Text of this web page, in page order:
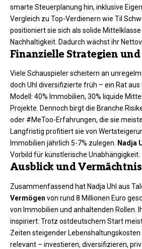
smarte Steuerplanung hin, inklusive
Vergleich zu Top-Verdienern wie Til
positioniert sie sich als solide
Nachhaltigkeit. Dadurch wächst ihr
Finanzielle Strategien und
Viele Schauspieler scheitern an
doch Uhl diversifizierte früh – ein Rat
Modell: 40% Immobilien, 30% liquide
Projekte. Dennoch birgt die Branche
oder #MeToo-Erfahrungen, die sie
Langfristig profitiert sie von
Immobilien jährlich 5-7% zulegen.
Nadja
Vorbild für künstlerische Unabhängigkeit.​
Ausblick und Vermächtnis
Zusammenfassend hat Nadja Uhl aus
Vermögen von rund 8 Millionen Euro
von Immobilien und anhaltenden Rollen.
inspiriert: Trotz ostdeutschem Start
Zeiten steigender
relevant – investieren, diversifizieren,